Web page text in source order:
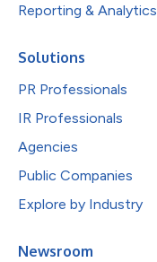
Reporting & Analytics
Solutions
PR Professionals
IR Professionals
Agencies
Public Companies
Explore by Industry
Newsroom